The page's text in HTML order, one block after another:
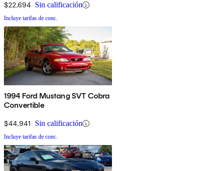
$22,694 Sin calificación
Incluye tarifas de conc.
1994 Ford Mustang SVT Cobra
Convertible
$44,941 Sin calificación
Incluye tarifas de conc.